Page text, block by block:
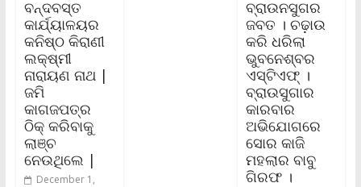
ବନ୍ଦବସ୍ତ
କାର୍ଯ୍ୟାଳୟର
କନିଷ୍ଠ କିରାଣୀ
ଲକ୍ଷ୍ମୀ
ନାରାୟଣ ନାଥ |
ଜମି
କାଗଜପତ୍ର
ଠିକ୍‌ କରିବାକୁ
ଲାଞ୍ଚ
ନେଉଥିଲେ |
December 1,
ବ୍ରାଉନସୁଗର
ଜବତ । ଚଢ଼ାଉ
କରି ଧରିଲା
ଭୁବନେଶ୍ବର
ଏସ୍‌ଟିଏଫ୍‌ ।
ବ୍ରାଉସୁଗାର
କାରବାର
ଅଭିଯୋଗରେ
ସୋର କାଜି
ମହଲାର ବାବୁ
ଗିରଫ ।